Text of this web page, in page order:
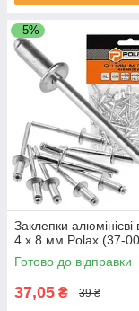
–5%
Заклепки алюмінієві
4 х 8 мм Polax (37-
Готово до відправки
37,05 ₴ 39 ₴